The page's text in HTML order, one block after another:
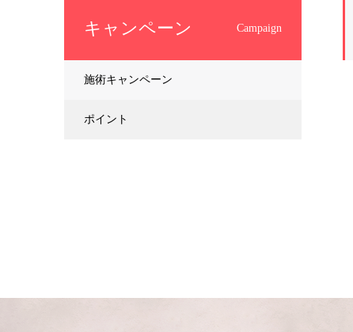
キャンペーン Campaign
施術キャンペーン
ポイント